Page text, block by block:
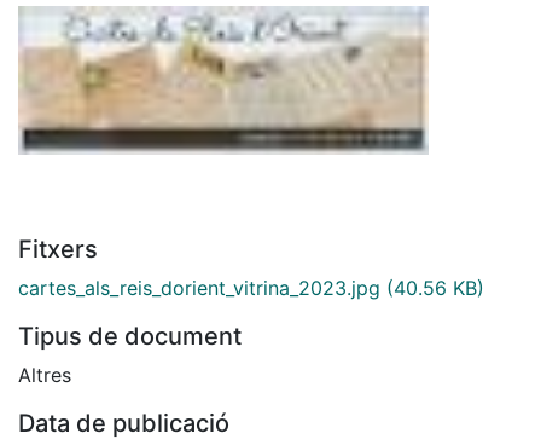
Fitxers
cartes_als_reis_dorient_vitrina_2023.jpg (40.56 KB)
Tipus de document
Altres
Data de publicació